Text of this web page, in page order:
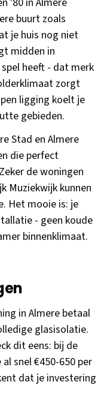
buurt zoals
je huis nog niet
midden in
heeft - dat merk
zorgt
ligging koelt je
gebieden.
Stad en Almere
die perfect
de woningen
Muziekwijk kunnen
Het mooie is: je
- geen koude
binnenklimaat.
in Almere betaal
glasisolatie.
dit eens: bij de
snel €450-650 per
dat je investering